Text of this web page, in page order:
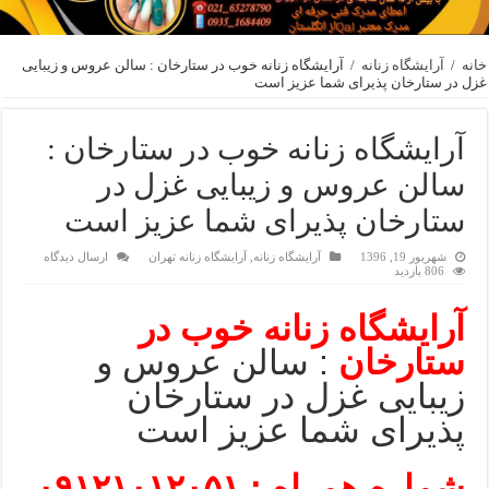
خانه / آرایشگاه زنانه / آرایشگاه زنانه خوب در ستارخان : سالن عروس و زیبایی
غزل در ستارخان پذیرای شما عزیز است
آرایشگاه زنانه خوب در ستارخان :
سالن عروس و زیبایی غزل در
ستارخان پذیرای شما عزیز است
شهریور 19, 1396 آرایشگاه زنانه ,آرایشگاه زنانه تهران
ارسال دیدگاه
806 بازدید
آرایشگاه زنانه خوب در
ستارخان : سالن عروس و
زیبایی غزل در ستارخان
پذیرای شما عزیز است